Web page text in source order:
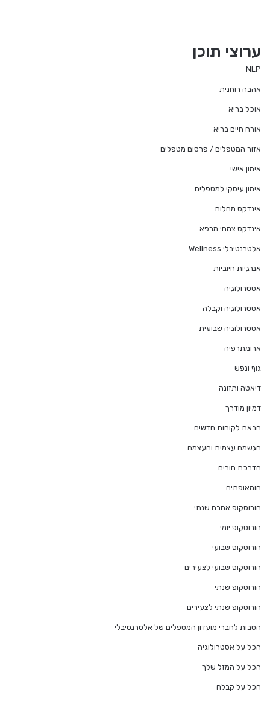
ערוצי תוכן
NLP
אהבה רוחנית
אוכל בריא
אורח חיים בריא
אזור המטפלים / פרסום מטפלים
אימון אישי
אימון עיסקי למטפלים
אינדקס מחלות
אינדקס צמחי מרפא
אלטרנטיבלי Wellness
אנרגיות חיוביות
אסטרולוגיה
אסטרולוגיה וקבלה
אסטרולוגיה שבועית
ארומתרפיה
גוף ונפש
דיאטה ותזונה
דמיון מודרך
הבאת לקוחות חדשים
הגשמה עצמית והעצמה
הדרכת הורים
הומאופתיה
הורוסקופ אהבה שנתי
הורוסקופ יומי
הורוסקופ שבועי
הורוסקופ שבועי לצעירים
הורוסקופ שנתי
הורוסקופ שנתי לצעירים
הטבות לחברי מועדון המטפלים של אלטרנטיבלי
הכל על אסטרולוגיה
הכל על המזל שלך
הכל על קבלה